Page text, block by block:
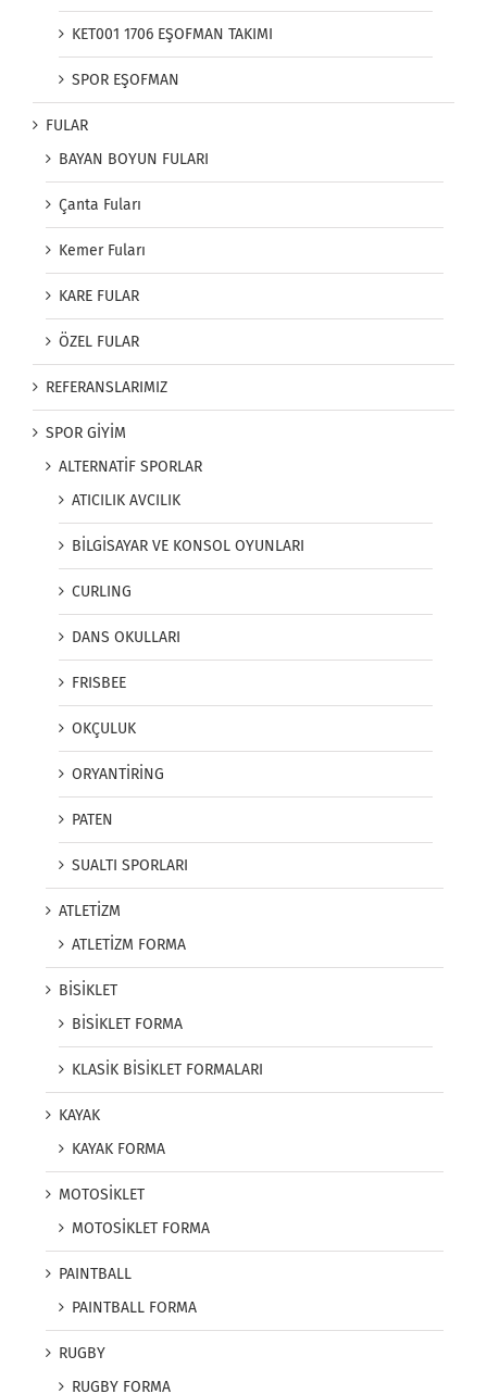
KET001 1706 EŞOFMAN TAKIMI
SPOR EŞOFMAN
FULAR
BAYAN BOYUN FULARI
Çanta Fuları
Kemer Fuları
KARE FULAR
ÖZEL FULAR
REFERANSLARIMIZ
SPOR GİYİM
ALTERNATİF SPORLAR
ATICILIK AVCILIK
BİLGİSAYAR VE KONSOL OYUNLARI
CURLING
DANS OKULLARI
FRISBEE
OKÇULUK
ORYANTİRİNG
PATEN
SUALTI SPORLARI
ATLETİZM
ATLETİZM FORMA
BİSİKLET
BİSİKLET FORMA
KLASİK BİSİKLET FORMALARI
KAYAK
KAYAK FORMA
MOTOSİKLET
MOTOSİKLET FORMA
PAINTBALL
PAINTBALL FORMA
RUGBY
RUGBY FORMA